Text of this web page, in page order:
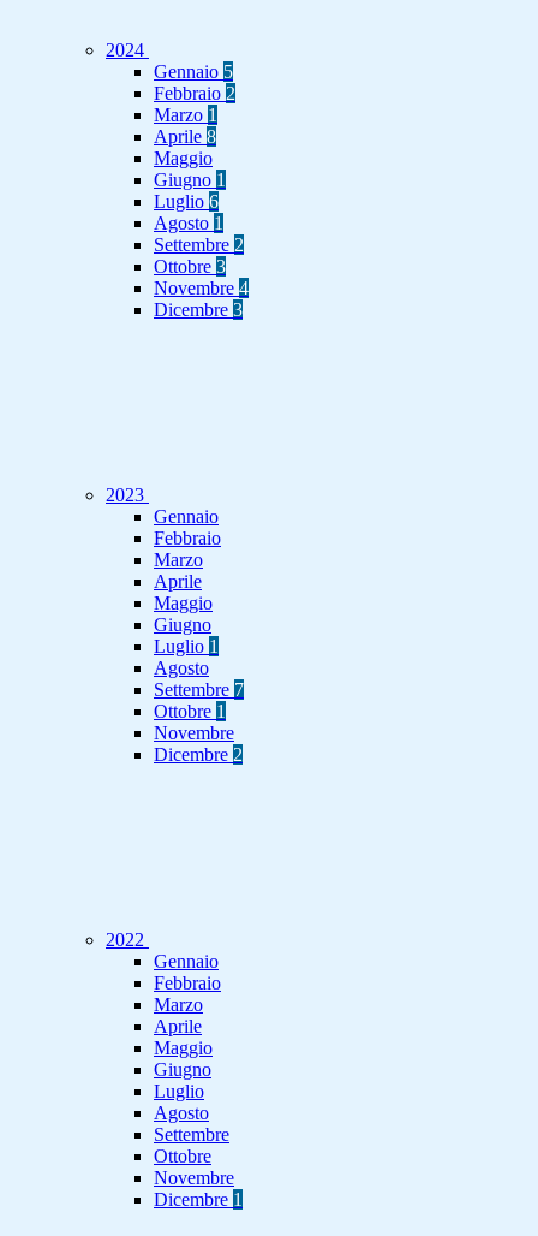
2024
Gennaio 5
Febbraio 2
Marzo 1
Aprile 8
Maggio
Giugno 1
Luglio 6
Agosto 1
Settembre 2
Ottobre 3
Novembre 4
Dicembre 3
2023
Gennaio
Febbraio
Marzo
Aprile
Maggio
Giugno
Luglio 1
Agosto
Settembre 7
Ottobre 1
Novembre
Dicembre 2
2022
Gennaio
Febbraio
Marzo
Aprile
Maggio
Giugno
Luglio
Agosto
Settembre
Ottobre
Novembre
Dicembre 1